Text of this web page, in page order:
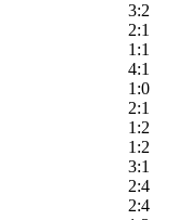
3:2
2:1
1:1
4:1
1:0
2:1
1:2
1:2
3:1
2:4
2:4